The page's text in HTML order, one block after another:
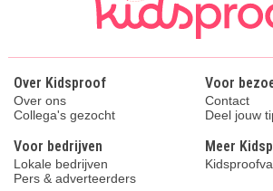
Over Kidsproof
Over ons
Collega's gezocht
Voor
Contact
Deel jouw
Voor bedrijven
Lokale bedrijven
Pers & adverteerders
Meer